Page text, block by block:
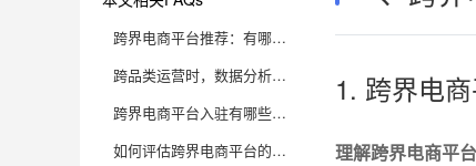
跨界电商平台推荐：有哪些平台适合跨品类掘金？
跨品类运营时，数据分析如何辅助企业决策？
跨界电商平台入驻有哪些运营挑战？
如何评估跨界电商平台的品类成长潜力？
1. 跨界电
理解跨界电商平